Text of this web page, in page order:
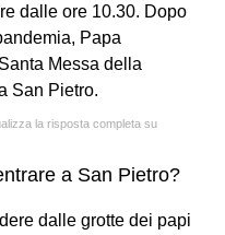
dalle ore 10.30. Dopo
Papa
Messa della
San Pietro.
la risposta completa su
a San Pietro?
dalle grotte dei papi